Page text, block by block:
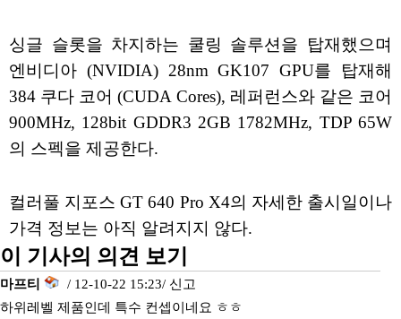
싱글 슬롯을 차지하는 쿨링 솔루션을 탑재했으며
엔비디아 (NVIDIA) 28nm GK107 GPU를 탑재해
384 쿠다 코어 (CUDA Cores), 레퍼런스와 같은 코어
900MHz, 128bit GDDR3 2GB 1782MHz, TDP 65W
의 스펙을 제공한다.
컬러풀 지포스 GT 640 Pro X4의 자세한 출시일이나
가격 정보는 아직 알려지지 않다.
이 기사의 의견 보기
마프티 / 12-10-22 15:23/ 신고
하위레벨 제품인데 특수 컨셉이네요 ㅎㅎ